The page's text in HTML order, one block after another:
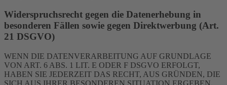
Widerspruchsrecht gegen die Datenerhebung in
besonderen Fällen sowie gegen Direktwerbung (Art.
21 DSGVO)
WENN DIE DATENVERARBEITUNG AUF GRUNDLAGE
VON ART. 6 ABS. 1 LIT. E ODER F DSGVO ERFOLGT,
HABEN SIE JEDERZEIT DAS RECHT, AUS GRÜNDEN, DIE
SICH AUS IHRER BESONDEREN SITUATION ERGEBEN,